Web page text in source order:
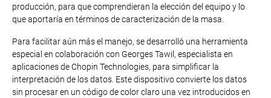
producción, para que comprendieran la elección del equipo y lo
que aportaría en términos de caracterización de la masa.
Para facilitar aún más el manejo, se desarrolló una herramienta
especial en colaboración con Georges Tawil, especialista en
aplicaciones de Chopin Technologies, para simplificar la
interpretación de los datos. Este dispositivo convierte los datos
sin procesar en un código de color claro una vez introducidos en